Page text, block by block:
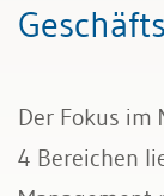
Führung &
Recht
Der Fokus im
4 Bereichen